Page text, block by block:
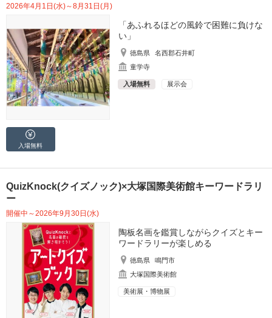
2026年4月1日(水)～8月31日(月)
「あふれるほどの風鈴で困難に負けな
い」
徳島県
名西郡石井町
童学寺
入場無料 展示会
入場無料
QuizKnock(クイズノック)×大塚国際美術館キーワードラリ
ー
開催中～2026年9月30日(水)
陶板名画を鑑賞しながらクイズとキー
ワードラリーが楽しめる
徳島県
鳴門市
大塚国際美術館
美術展・博物展